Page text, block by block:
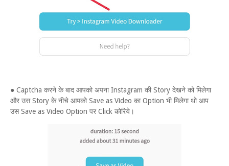
● Captcha करने के बाद आपको अपना Instagram की Story देखने को मिलेगा
और उस Story के नीचे आपको Save as Video का Option भी मिलेगा थो आप
उस Save as Video Option पर Click कोरिये।